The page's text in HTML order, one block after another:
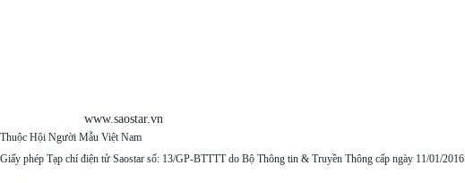
www.saostar.vn
Thuộc Hội Người Mẫu Việt Nam
Giấy phép Tạp chí điện tử Saostar số: 13/GP-BTTTT do Bộ Thông tin & Truyền Thông cấp ngày 11/01/2016